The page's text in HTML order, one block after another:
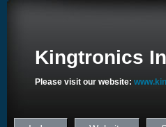
Kingtronics
Please visit our website: